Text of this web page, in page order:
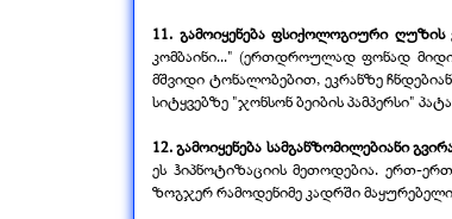
11. გამოიყენება ფსიქოლოგიური
კომბაინი..." (ერთდროულად ფონად მიდის
მშვიდი ტონალობებით, ეკრანზე
სიტყვებზე "ჯონსონ ბეიბის პამპერსი"
12. გამოიყენება სამგანზომილებიანი
ეს ჰიპნოტიზაციის მეთოდებია. ერთ-
ზოგჯერ რამოდენიმე კადრში